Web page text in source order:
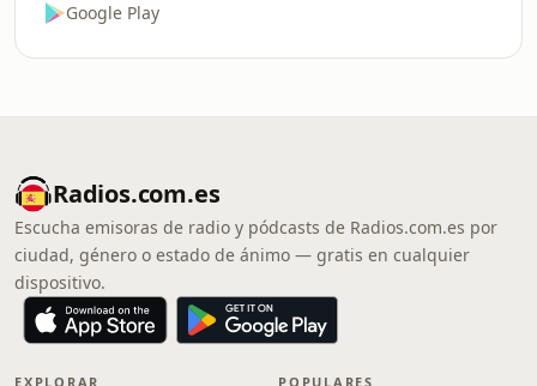
Google Play
Radios.com.es
Escucha emisoras de radio y pódcasts de Radios.com.es por
ciudad, género o estado de ánimo — gratis en cualquier
dispositivo.
EXPLORAR POPULARES